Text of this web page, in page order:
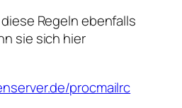
Regeln ebenfalls
sie sich hier
procmailrc